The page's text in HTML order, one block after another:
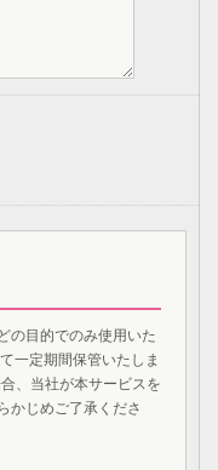
の目的でのみ使用いた
一定期間保管いたしま
、当社が本サービスを
かじめご了承くださ